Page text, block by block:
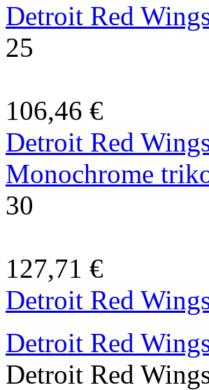
Detroit Red
25
106,46 €
Detroit Red
Monochrome
30
127,71 €
Detroit Red
Detroit Red
Detroit Red